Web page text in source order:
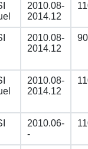
2010.08-
2014.12
2010.08-
2014.12
90
2010.08-
2014.12
2010.06-
-